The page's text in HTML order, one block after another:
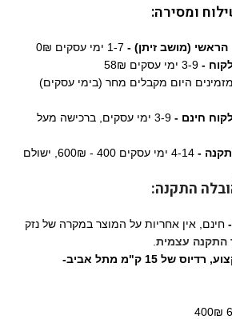
ומסירה:
(מושב זיתן) -
- 3-9 ימי עסקים 58₪
מזמינים היום מקבלים מחר (בימי עסקים)
חינם -
3-9 ימי עסקים, ברכישה מעל
-
4-14 ימי עסקים 400 - 600₪, ישולם
התקנה:
חינם, אין אחריות על המוצר במקרה של נזק
התקנה עצמית
רדיוס של 15 ק"מ מתל אביב-